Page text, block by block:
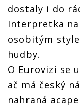
dostaly i do
Interpretka
osobitým
hudby.
O Eurovizi se
ač má český
nahraná